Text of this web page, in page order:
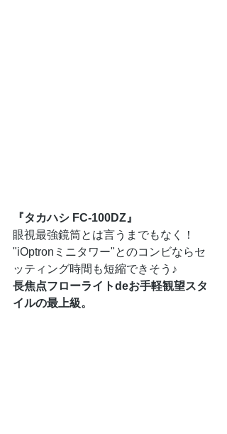
『タカハシ FC-100DZ』
眼視最強鏡筒とは言うまでもなく！
"iOptronミニタワー"とのコンビならセ
ッティング時間も短縮できそう♪
長焦点フローライトdeお手軽観望スタ
イルの最上級。